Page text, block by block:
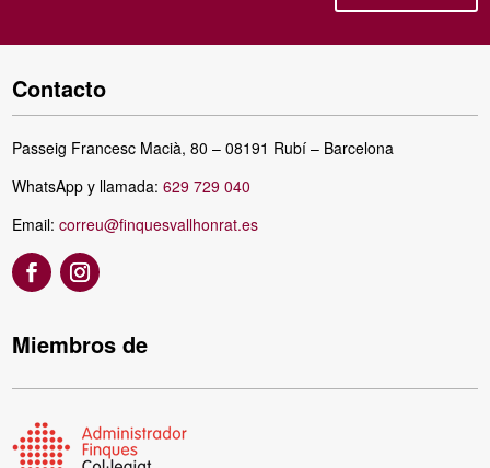
Contacto
Passeig Francesc Macià, 80 – 08191 Rubí – Barcelona
WhatsApp y llamada:629 729 040
Email:correu@finquesvallhonrat.es
Miembros de